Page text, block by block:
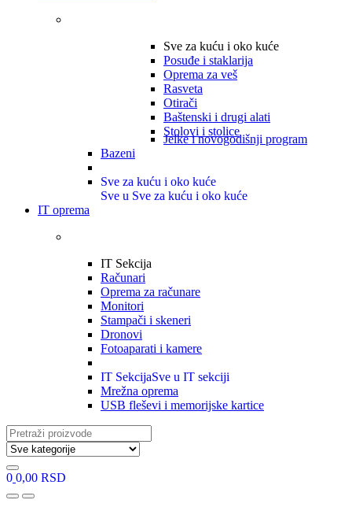
Sve za kuću i oko kuće
Posuđe i staklarija
Oprema za veš
Rasveta
Otirači
Baštenski i drugi alati
Stolovi i stolice
Jelke i novogodišnji program
Bazeni
Sve za kuću i oko kuće
Sve u Sve za kuću i oko kuće
IT oprema
IT Sekcija
Računari
Oprema za računare
Monitori
Stampači i skeneri
Dronovi
Fotoaparati i kamere
IT SekcijaSve u IT sekciji
Mrežna oprema
USB fleševi i memorijske kartice
Search
for:
0 0,00 RSD
OpenClose